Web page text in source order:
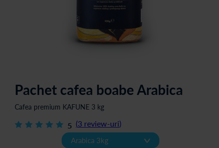
Pachet cafea boabe Arabica
Cafea premium KAFUNE 3 kg
5 (3 review-uri)
v
Arabica 3kg